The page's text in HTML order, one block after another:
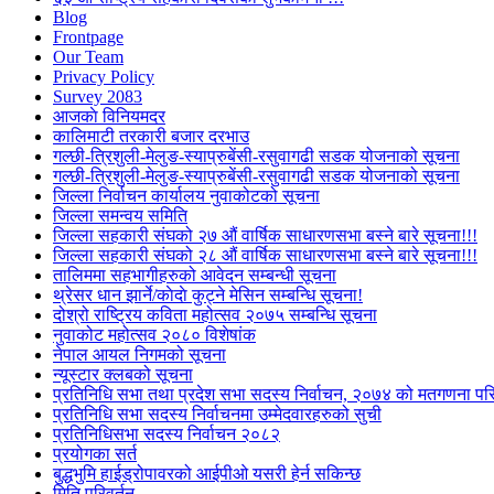
Blog
Frontpage
Our Team
Privacy Policy
Survey 2083
आजकाे विनियमदर
कालिमाटी तरकारी बजार दरभाउ
गल्छी-त्रिशुली-मेलुङ-स्याप्रुबेंसी-रसुवागढी सडक योजनाको सूचना
गल्छी-त्रिशुली-मेलुङ-स्याप्रुबेंसी-रसुवागढी सडक योजनाको सूचना
जिल्ला निर्वाचन कार्यालय नुवाकोटको सूचना
जिल्ला समन्वय समिति
जिल्ला सहकारी संघको २७ औं वार्षिक साधारणसभा बस्ने बारे सूचना!!!
जिल्ला सहकारी संघको २८ औं वार्षिक साधारणसभा बस्ने बारे सूचना!!!
तालिममा सहभागीहरुको आवेदन सम्बन्धी सूचना
थ्रेसर धान झार्ने/काेदाे कुट्ने मेसिन सम्बन्धि सूचना!
दोश्रो राष्ट्रिय कविता महोत्सव २०७५ सम्बन्धि सूचना
नुवाकोट महोत्सव २०८० विशेषांक
नेपाल आयल निगमको सूचना
न्यूस्टार क्लबको सूचना
प्रतिनिधि सभा तथा प्रदेश सभा सदस्य निर्वाचन, २०७४ को मतगणना
प्रतिनिधि सभा सदस्य निर्वाचनमा उम्मेदवारहरुको सुची
प्रतिनिधिसभा सदस्य निर्वाचन २०८२
प्रयोगका सर्त
बुद्धभुमि हाईड्रोपावरको आईपीओ यसरी हेर्न सकिन्छ